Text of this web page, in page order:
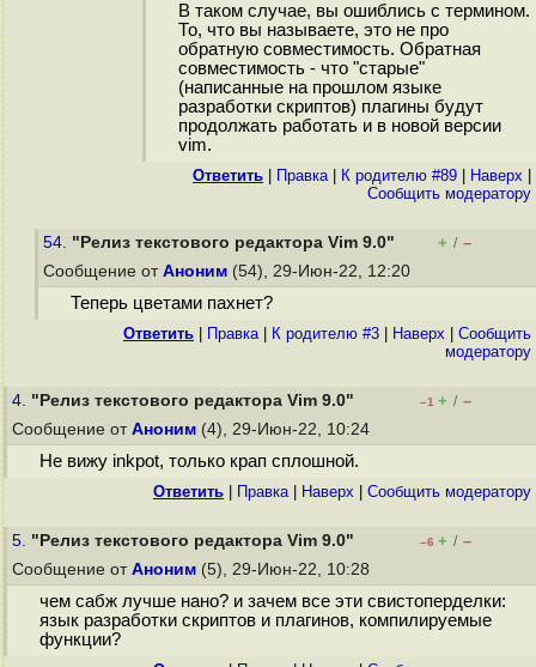
В таком случае, вы ошиблись с термином.
То, что вы называете, это не про
обратную совместимость. Обратная
совместимость - что "старые"
(написанные на прошлом языке
разработки скриптов) плагины будут
продолжать работать и в новой версии
vim.
Ответить Правка| К родителю #89 Наверх
Cообщить модератору
54. "Релиз текстового редактора Vim 9.0" + / –
Сообщение от Аноним (54), 29-Июн-22, 12:20
Теперь цветами пахнет?
Ответить Правка| К родителю #3 Наверх
Cообщить
модератору
4. "Релиз текстового редактора Vim 9.0" –1 + / –
Сообщение от Аноним (4), 29-Июн-22, 10:24
Не вижу inkpot, только крап сплошной.
Ответить Правка| Наверх Cообщить модератору
5. "Релиз текстового редактора Vim 9.0" –6 + / –
Сообщение от Аноним (5), 29-Июн-22, 10:28
чем сабж лучше нано? и зачем все эти свистоперделки:
язык разработки скриптов и плагинов, компилируемые
функции?